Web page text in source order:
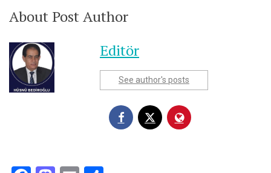
About Post Author
Editör
See author's posts